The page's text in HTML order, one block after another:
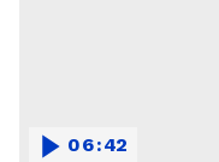
06:42